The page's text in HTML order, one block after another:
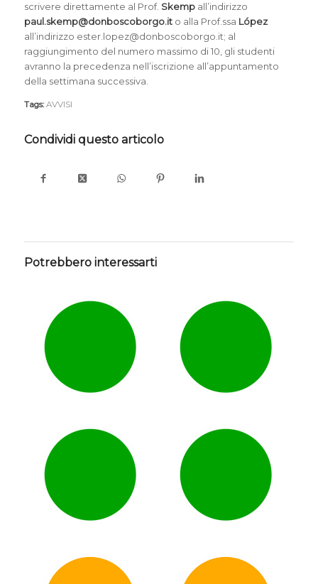
scrivere direttamente al Prof. Skemp all’indirizzo
paul.skemp@donboscoborgo.ito alla Prof.ssa López
all’indirizzo ester.lopez@donboscoborgo.it; al
raggiungimento del numero massimo di 10, gli studenti
avranno la precedenza nell’iscrizione all’appuntamento
della settimana successiva.
Tags: AVVISI
Condividi questo articolo
Potrebbero interessarti